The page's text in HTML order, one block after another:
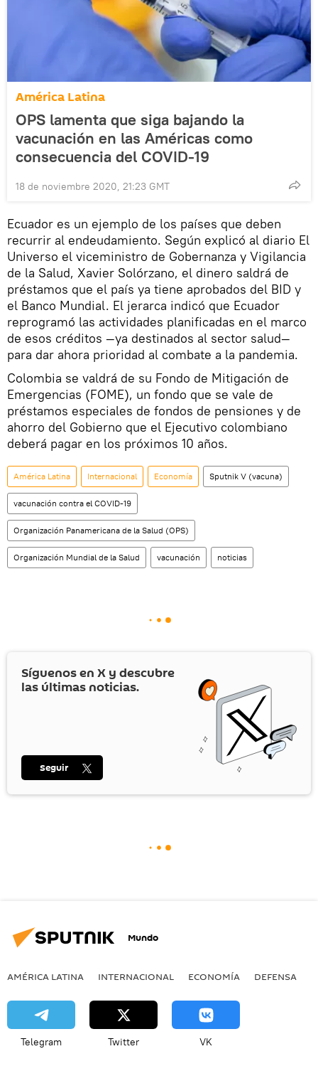
América Latina
OPS lamenta que siga bajando la
vacunación en las Américas como
consecuencia del COVID-19
18 de noviembre 2020, 21:23 GMT
Ecuador es un ejemplo de los países que deben
recurrir al endeudamiento. Según explicó al diario El
Universo el viceministro de Gobernanza y Vigilancia
de la Salud, Xavier Solórzano, el dinero saldrá de
préstamos que el país ya tiene aprobados del BID y
el Banco Mundial. El jerarca indicó que Ecuador
reprogramó las actividades planificadas en el marco
de esos créditos —ya destinados al sector salud—
para dar ahora prioridad al combate a la pandemia.
Colombia se valdrá de su Fondo de Mitigación de
Emergencias (FOME), un fondo que se vale de
préstamos especiales de fondos de pensiones y de
ahorro del Gobierno que el Ejecutivo colombiano
deberá pagar en los próximos 10 años.
América Latina Internacional Economía Sputnik V (vacuna)
vacunación contra el COVID-19
Organización Panamericana de la Salud (OPS)
Organización Mundial de la Salud vacunación noticias
Síguenos en X y descubre
las últimas noticias.
Seguir
Mundo
AMÉRICA LATINA INTERNACIONAL ECONOMÍA DEFENSA
Telegram Twitter VK